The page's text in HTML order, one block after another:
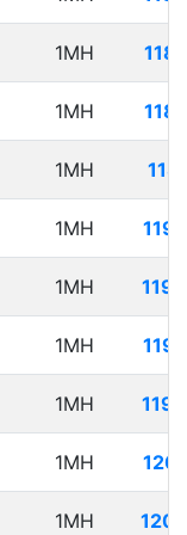
1MH
1MH
1MH
1MH
1MH
1MH
1MH
1MH
1MH